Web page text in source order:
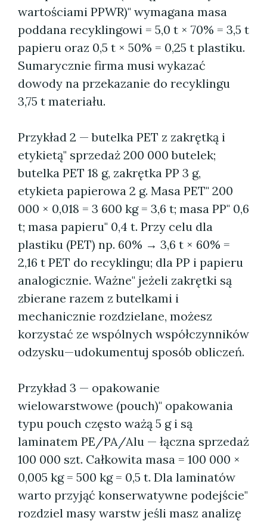
wartościami PPWR)" wymagana masa
poddana recyklingowi = 5,0 t × 70% = 3,5 t
papieru oraz 0,5 t × 50% = 0,25 t plastiku.
Sumarycznie firma musi wykazać
dowody na przekazanie do recyklingu
3,75 t materiału.
Przykład 2 — butelka PET z zakrętką i
etykietą" sprzedaż 200 000 butelek;
butelka PET 18 g, zakrętka PP 3 g,
etykieta papierowa 2 g. Masa PET" 200
000 × 0,018 = 3 600 kg = 3,6 t; masa PP" 0,6
t; masa papieru" 0,4 t. Przy celu dla
plastiku (PET) np. 60% → 3,6 t × 60% =
2,16 t PET do recyklingu; dla PP i papieru
analogicznie. Ważne" jeżeli zakrętki są
zbierane razem z butelkami i
mechanicznie rozdzielane, możesz
korzystać ze wspólnych współczynników
odzysku—udokumentuj sposób obliczeń.
Przykład 3 — opakowanie
wielowarstwowe (pouch)" opakowania
typu pouch często ważą 5 g i są
laminatem PE/PA/Alu — łączna sprzedaż
100 000 szt. Całkowita masa = 100 000 ×
0,005 kg = 500 kg = 0,5 t. Dla laminatów
warto przyjąć konserwatywne podejście"
rozdziel masy warstw jeśli masz analizę